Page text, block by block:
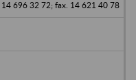
14 696 32 72; fax. 14 621 40 78